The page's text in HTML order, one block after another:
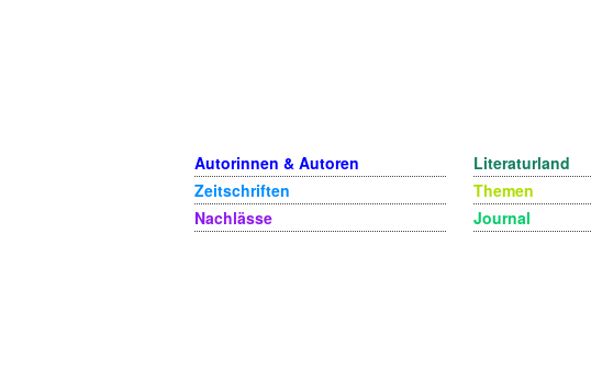
Autorinnen & Autoren
Zeitschriften
Nachlässe
Literaturland
Themen
Journal